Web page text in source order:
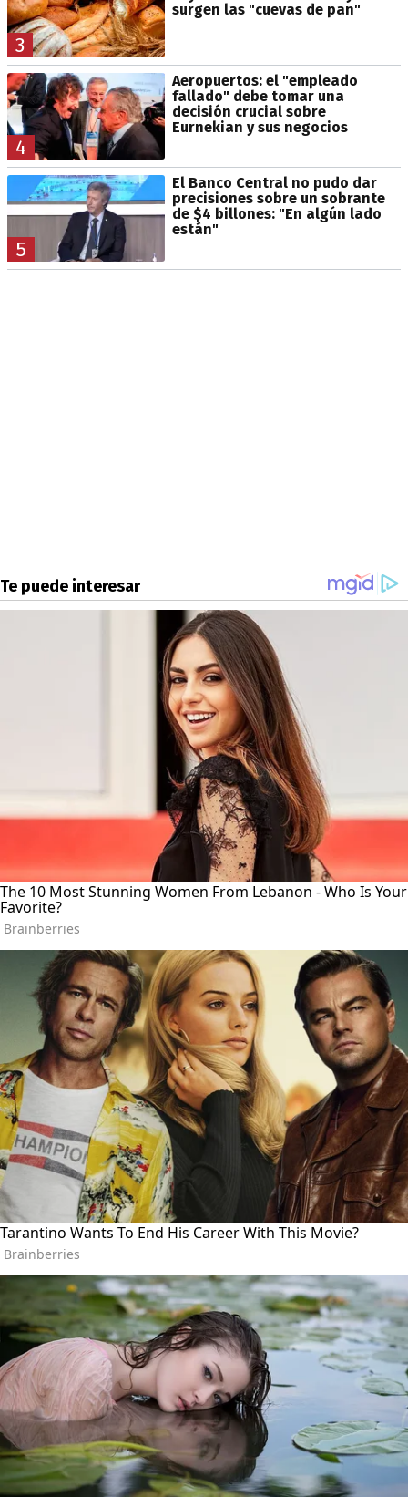
3
surgen las "cuevas de pan"
4
Aeropuertos: el "empleado
fallado" debe tomar una
decisión crucial sobre
Eurnekian y sus negocios
5
El Banco Central no pudo dar
precisiones sobre un sobrante
de $4 billones: "En algún lado
están"